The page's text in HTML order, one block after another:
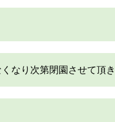
なり次第閉園させて頂き